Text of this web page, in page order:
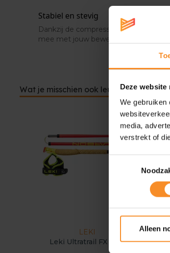
Deze
We gebruiken
media,
verstrekt of
Alleen
Stabiel en stevig
Dankzij de compressiekoorden
mee met jouw bewegingen.
Wat je misschien ook leuk vindt
LEKI
Leki Ultratrail FX One